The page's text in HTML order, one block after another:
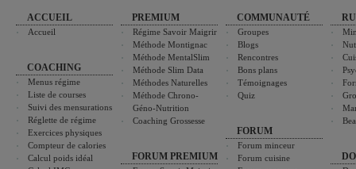
ACCUEIL
Accueil
COACHING
Menus régime
Liste de courses
Suivi des mensurations
Réglette de régime
Exercices physiques
Compteur de calories
Calcul poids idéal
PREMIUM
Régime Savoir Maigrir
Méthode Montignac
Méthode MentalSlim
Méthode Slim Data
Méthodes Naturelles
Méthode Chrono-
Géno-Nutrition
Coaching Grossesse
FORUM PREMIUM
COMMUNAUTÉ
Groupes
Blogs
Rencontres
Bons plans
Témoignages
Quiz
FORUM
Forum minceur
Forum cuisine